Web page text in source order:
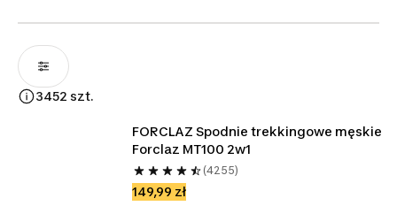
3452 szt.
FORCLAZ Spodnie trekkingowe męskie
(4255)
149,99 zł